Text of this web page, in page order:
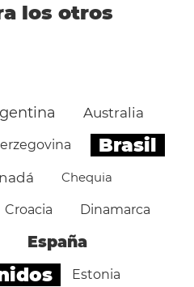
los otros
Australia
Brasil
Chequia
Croacia Dinamarca
España
Estonia